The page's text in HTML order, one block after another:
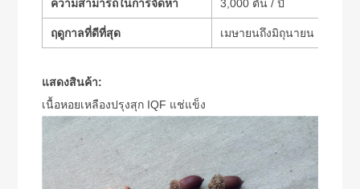
ความสามารถในการจัดหา 3,000 ตัน / ปี
ฤดูกาลที่ดีที่สุด เมษายนถึงมิถุนายน
แสดงสินค้า:
เนื้อหอยเหลืองปรุงสุก IQF แช่แข็ง